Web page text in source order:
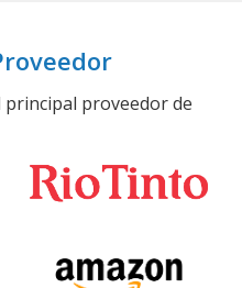
proveedor de